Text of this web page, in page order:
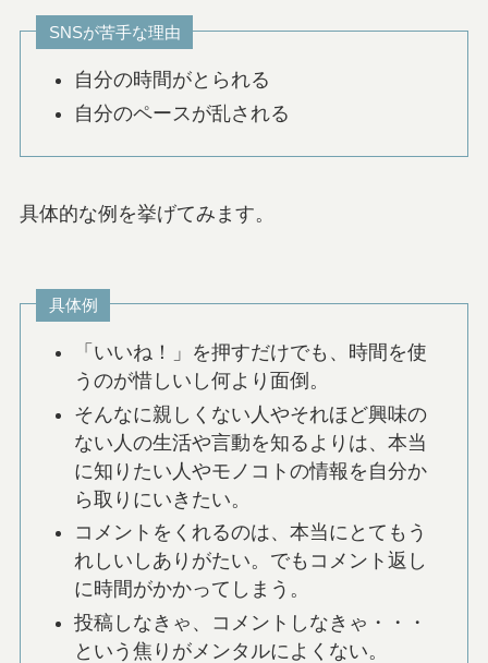
SNSが苦手な理由
自分の時間がとられる
自分のペースが乱される
具体的な例を挙げてみます。
具体例
「いいね！」を押すだけでも、時間を使
うのが惜しいし何より面倒。
そんなに親しくない人やそれほど興味の
ない人の生活や言動を知るよりは、本当
に知りたい人やモノコトの情報を自分か
ら取りにいきたい。
コメントをくれるのは、本当にとてもう
れしいしありがたい。でもコメント返し
に時間がかかってしまう。
投稿しなきゃ、コメントしなきゃ・・・
という焦りがメンタルによくない。